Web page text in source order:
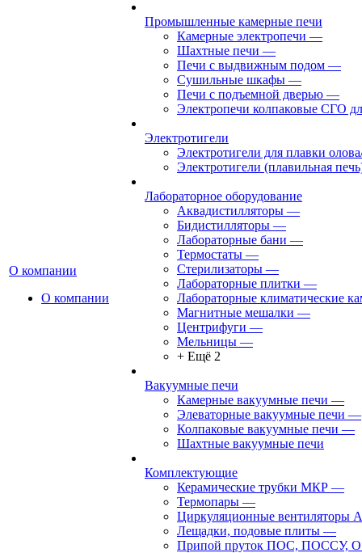
О компании
О компании
Промышленные камерные печи
Камерные электропечи —
Шахтные печи —
Печи с выдвижным подом —
Сушильные шкафы —
Печи с подъемной дверью —
Электропечи колпаковые СГО
Электротигели
Электротигели для плавки
Электротигели (плавильная
Лабораторное оборудование
Аквадистилляторы —
Бидистилляторы —
Лабораторные бани —
Термостаты —
Стерилизаторы —
Лабораторные плитки —
Лабораторные климатические
Магнитные мешалки —
Центрифуги —
Мельницы —
+ Ещё 2
Вакуумные печи
Камерные вакуумные печи —
Элеваторные вакуумные печи —
Колпаковые вакуумные печи —
Шахтные вакуумные печи
Комплектующие
Керамические трубки МКР —
Термопары —
Циркуляционные вентиляторы
Лещадки, подовые плиты —
Припой пруток ПОС, ПОССУ,